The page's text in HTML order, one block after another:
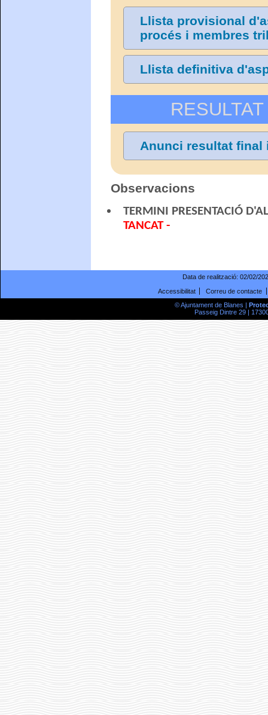
Llista provisional
procés i membres
Llista definitiva
Anunci resultat final
Observacions
TERMINI PRESENTACIÓ
TANCAT -
Data de realització: 02/02/
Accessibilitat
Correu de contacte
© Ajuntament de Blanes |
Passeig Dintre 29 |